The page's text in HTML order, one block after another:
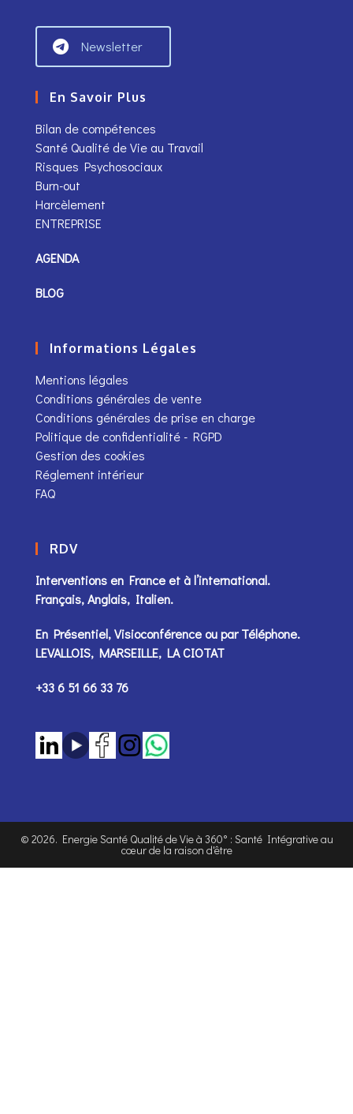
Newsletter
En Savoir Plus
Bilan de compétences
Santé Qualité de Vie au Travail
Risques Psychosociaux
Burn-out
Harcèlement
ENTREPRISE
AGENDA
BLOG
Informations Légales
Mentions légales
Conditions générales de vente
Conditions générales de prise en charge
Politique de confidentialité - RGPD
Gestion des cookies
Réglement intérieur
FAQ
RDV
Interventions en France et à l’international.
Français, Anglais, Italien.
En Présentiel, Visioconférence ou parTéléphone.
LEVALLOIS, MARSEILLE, LA CIOTAT
+33 6 51 66 33 76
© 2026. Energie Santé Qualité de Vie à 360° : Santé Intégrative au
cœur de la raison d'être